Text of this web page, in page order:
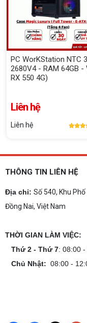
PC WorKStation NTC
2680V4 - RAM 64GB -
RX 550 4G)
Liên hệ
Liên hệ
THÔNG TIN LIÊN HỆ
Địa chỉ: Số 540, Khu
Đồng Nai, Việt Nam
THỜI GIAN LÀM VIỆC:
Thứ 2 - Thứ 7: 08:00
Chủ Nhật: 08:00 -